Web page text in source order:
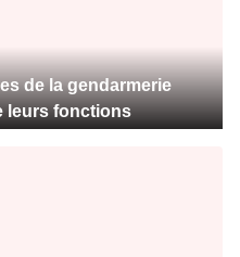
de la gendarmerie
leurs fonctions